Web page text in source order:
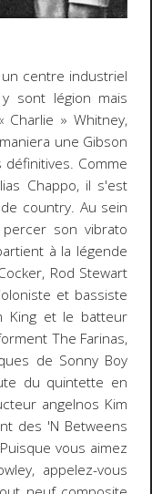
centre industriel
sont légion mais
Charlie » Whitney,
une Gibson
définitives. Comme
Chappo, il s'est
country. Au sein
percer son vibrato
à la légende
Rod Stewart
et bassiste
King et le batteur
The Farinas,
de Sonny Boy
du quintette en
angelnos Kim
des 'N Betweens
vous aimez
appelez-vous